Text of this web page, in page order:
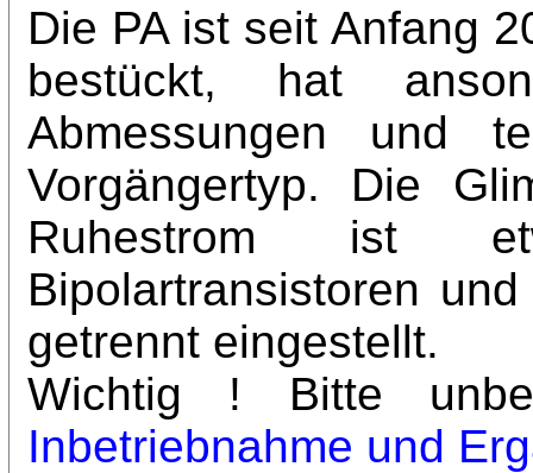
Die PA ist seit Anfang
bestückt, hat
Abmessungen und
Vorgängertyp. Die
Ruhestrom ist
Bipolartransistoren
getrennt eingestellt.
Wichtig ! Bitte
Inbetriebnahme und